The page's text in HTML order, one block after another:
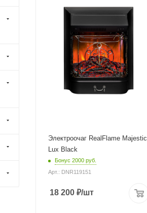
Электроочаг RealFlame Majestic
Lux Black
Бонус 2000 руб.
Арт.: DNR119151
18 200 ₽/шт